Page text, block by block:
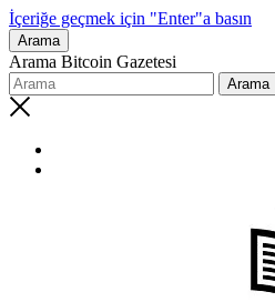
İçeriğe geçmek için "Enter"a basın
Arama
Arama Bitcoin Gazetesi